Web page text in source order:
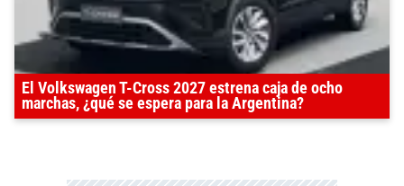
El Volkswagen T-Cross 2027 estrena caja de ocho
marchas, ¿qué se espera para la Argentina?